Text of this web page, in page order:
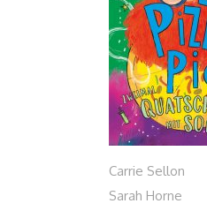
Carrie Sellon
Sarah Horne